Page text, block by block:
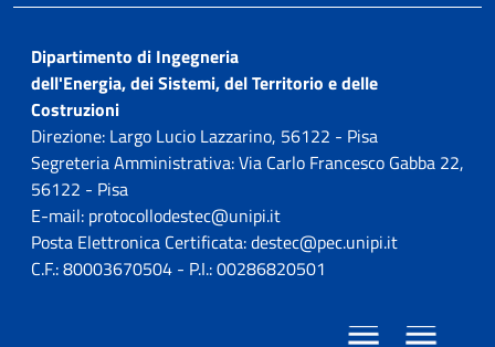
Dipartimento di Ingegneria
dell'Energia, dei Sistemi, del Territorio e delle
Costruzioni
Direzione: Largo Lucio Lazzarino, 56122 - Pisa
Segreteria Amministrativa: Via Carlo Francesco Gabba 22,
56122 - Pisa
E-mail: protocollodestec@unipi.it
Posta Elettronica Certificata: destec@pec.unipi.it
C.F.: 80003670504 - P.I.: 00286820501